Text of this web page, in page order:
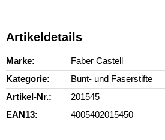
Artikeldetails
Marke
Faber Castell
Kategorie
Bunt- und Faserstifte
Artikel-Nr.
201545
EAN13
4005402015450